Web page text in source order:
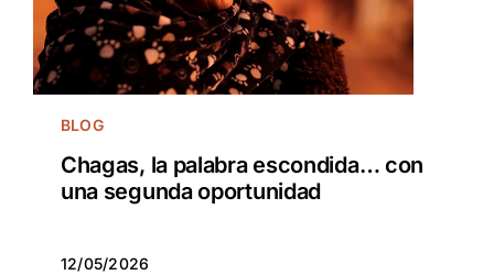
BLOG
Chagas, la palabra escondida… con
una segunda oportunidad
12/05/2026